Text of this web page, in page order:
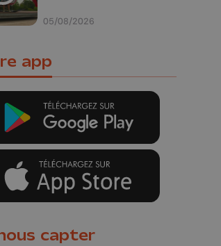
05/08/2026
app
capter